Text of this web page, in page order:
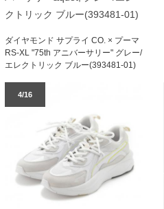
ダイヤモンド サプライ CO. × プーマ
RS-XL "75th アニバーサリー" グレー/
エレクトリック ブルー(393481-01)
4/16